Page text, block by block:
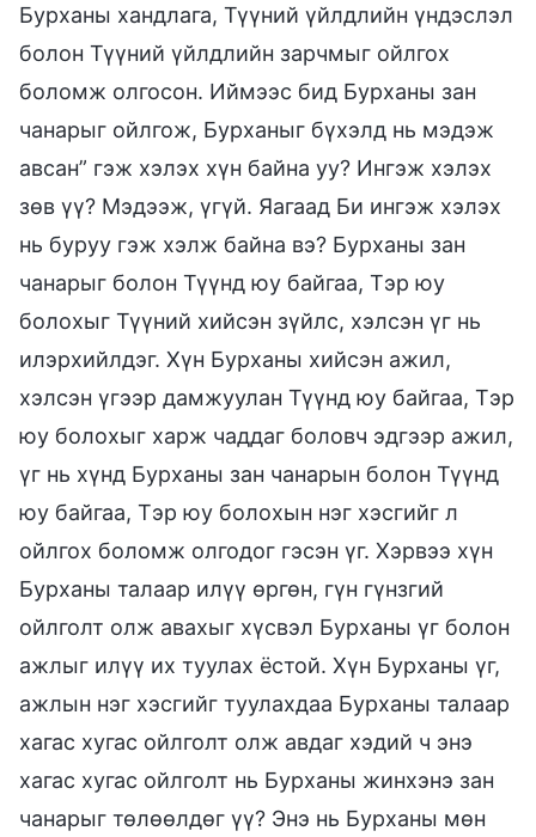
Бурханы хандлага, Түүний үйлдлийн үндэслэл
болон Түүний үйлдлийн зарчмыг ойлгох
боломж олгосон. Иймээс бид Бурханы зан
чанарыг ойлгож, Бурханыг бүхэлд нь мэдэж
авсан” гэж хэлэх хүн байна уу? Ингэж хэлэх
зөв үү? Мэдээж, үгүй. Яагаад Би ингэж хэлэх
нь буруу гэж хэлж байна вэ? Бурханы зан
чанарыг болон Түүнд юу байгаа, Тэр юу
болохыг Түүний хийсэн зүйлс, хэлсэн үг нь
илэрхийлдэг. Хүн Бурханы хийсэн ажил,
хэлсэн үгээр дамжуулан Түүнд юу байгаа, Тэр
юу болохыг харж чаддаг боловч эдгээр ажил,
үг нь хүнд Бурханы зан чанарын болон Түүнд
юу байгаа, Тэр юу болохын нэг хэсгийг л
ойлгох боломж олгодог гэсэн үг. Хэрвээ хүн
Бурханы талаар илүү өргөн, гүн гүнзгий
ойлголт олж авахыг хүсвэл Бурханы үг болон
ажлыг илүү их туулах ёстой. Хүн Бурханы үг,
ажлын нэг хэсгийг туулахдаа Бурханы талаар
хагас хугас ойлголт олж авдаг хэдий ч энэ
хагас хугас ойлголт нь Бурханы жинхэнэ зан
чанарыг төлөөлдөг үү? Энэ нь Бурханы мөн